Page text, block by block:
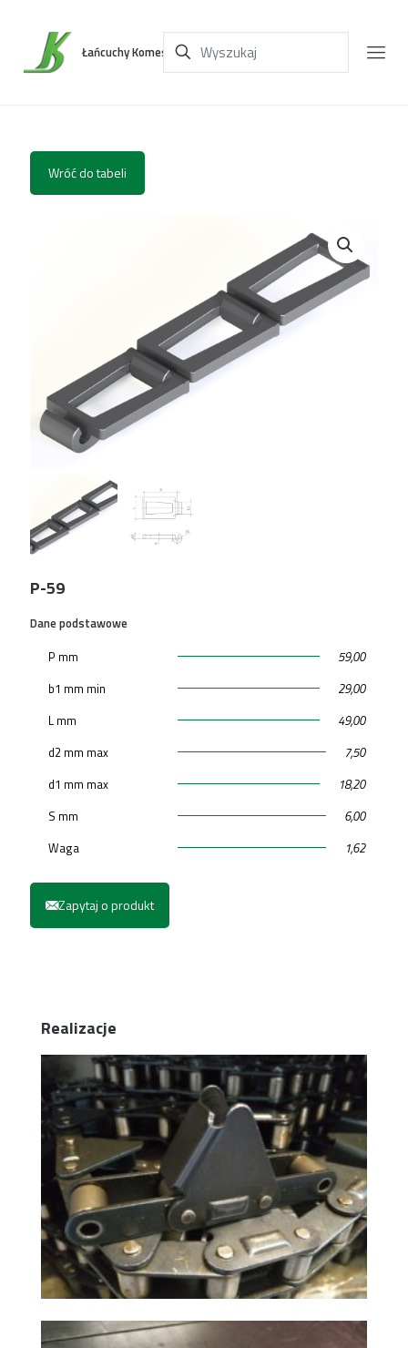
Łańcuchy Komes
Wróć do tabeli
P-59
Dane podstawowe
P mm
59,00
b1 mm min
29,00
L mm
49,00
d2 mm max
7,50
d1 mm max
18,20
S mm
6,00
Waga
1,62
Zapytaj o produkt
Realizacje